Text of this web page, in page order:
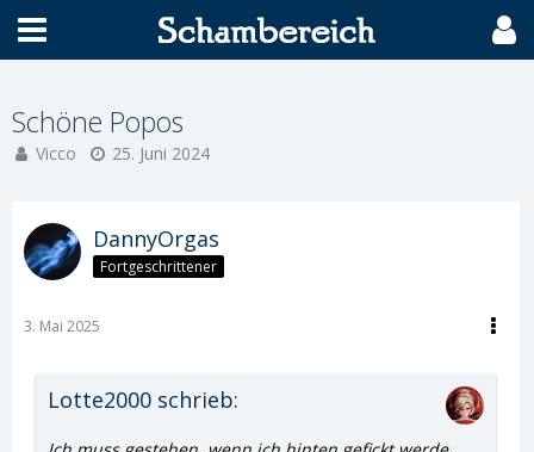
Schöne Popos
Vicco 25. Juni 2024
DannyOrgas
Fortgeschrittener
3. Mai 2025
Lotte2000 schrieb: